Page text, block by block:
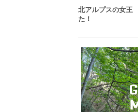
北アルプスの女王
た！